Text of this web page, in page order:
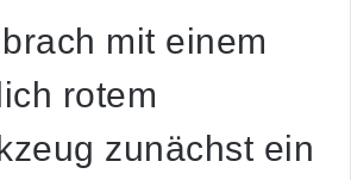
mit einem
rotem
zunächst ein